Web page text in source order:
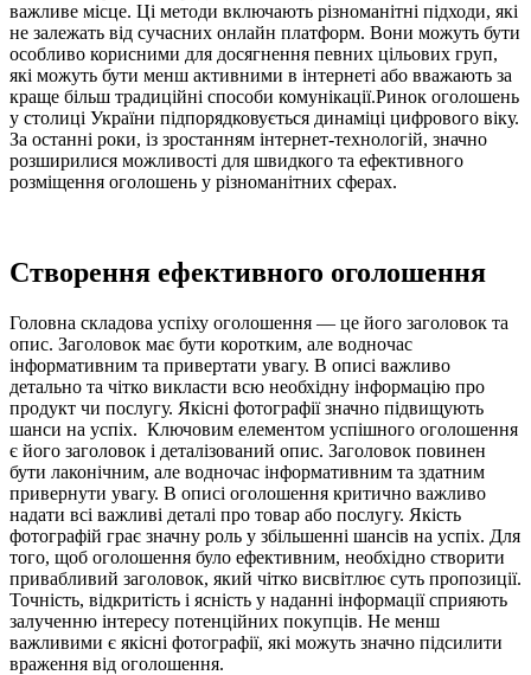
важливе місце. Ці методи включають різноманітні підходи, які
не залежать від сучасних онлайн платформ. Вони можуть бути
особливо корисними для досягнення певних цільових груп,
які можуть бути менш активними в інтернеті або вважають за
краще більш традиційні способи комунікації.Ринок оголошень
у столиці України підпорядковується динаміці цифрового віку.
За останні роки, із зростанням інтернет-технологій, значно
розширилися можливості для швидкого та ефективного
розміщення оголошень у різноманітних сферах.
Створення ефективного оголошення
Головна складова успіху оголошення — це його заголовок та
опис. Заголовок має бути коротким, але водночас
інформативним та привертати увагу. В описі важливо
детально та чітко викласти всю необхідну інформацію про
продукт чи послугу. Якісні фотографії значно підвищують
шанси на успіх. Ключовим елементом успішного оголошення
є його заголовок і деталізований опис. Заголовок повинен
бути лаконічним, але водночас інформативним та здатним
привернути увагу. В описі оголошення критично важливо
надати всі важливі деталі про товар або послугу. Якість
фотографій грає значну роль у збільшенні шансів на успіх. Для
того, щоб оголошення було ефективним, необхідно створити
привабливий заголовок, який чітко висвітлює суть пропозиції.
Точність, відкритість і ясність у наданні інформації сприяють
залученню інтересу потенційних покупців. Не менш
важливими є якісні фотографії, які можуть значно підсилити
враження від оголошення.